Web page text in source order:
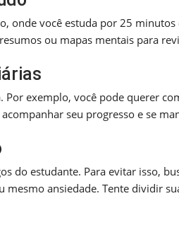
onde você estuda por 25
ou mapas mentais para
Por exemplo, você pode querer
seu progresso e se
do estudante. Para evitar isso,
ansiedade. Tente dividir